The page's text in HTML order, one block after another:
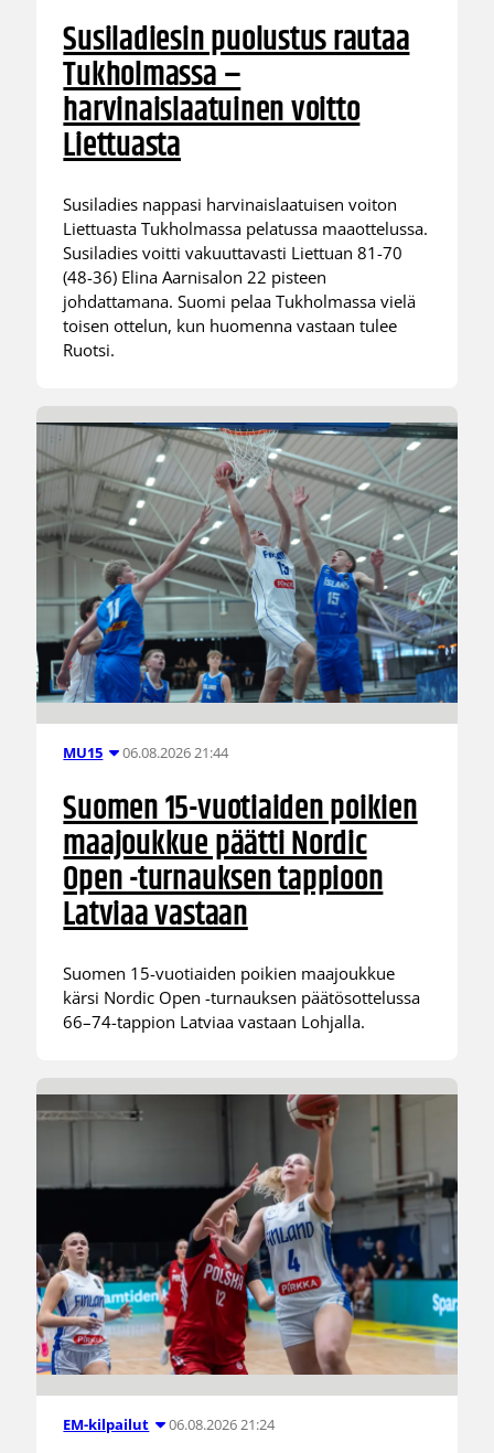
Susiladiesin puolustus rautaa
Tukholmassa –
harvinaislaatuinen voitto
Liettuasta
Susiladies nappasi harvinaislaatuisen voiton
Liettuasta Tukholmassa pelatussa maaottelussa.
Susiladies voitti vakuuttavasti Liettuan 81-70
(48-36) Elina Aarnisalon 22 pisteen
johdattamana. Suomi pelaa Tukholmassa vielä
toisen ottelun, kun huomenna vastaan tulee
Ruotsi.
MU15 06.08.2026 21:44
Suomen 15-vuotiaiden poikien
maajoukkue päätti Nordic
Open -turnauksen tappioon
Latviaa vastaan
Suomen 15-vuotiaiden poikien maajoukkue
kärsi Nordic Open -turnauksen päätösottelussa
66–74-tappion Latviaa vastaan Lohjalla.
EM-kilpailut 06.08.2026 21:24